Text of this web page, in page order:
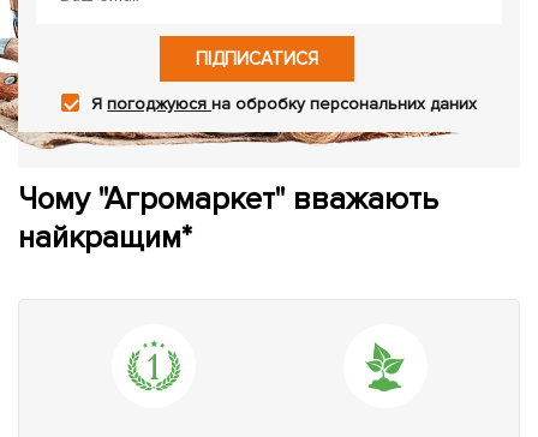
ПІДПИСАТИСЯ
Япогоджуюсяна обробку персональних даних
Чому "Агромаркет" вважають
найкращим*